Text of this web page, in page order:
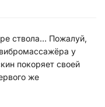
ствола… Пожалуй,
у
покоряет своей
же